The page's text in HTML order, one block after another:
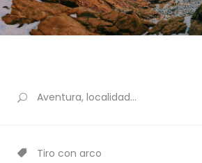
Tiro con arco